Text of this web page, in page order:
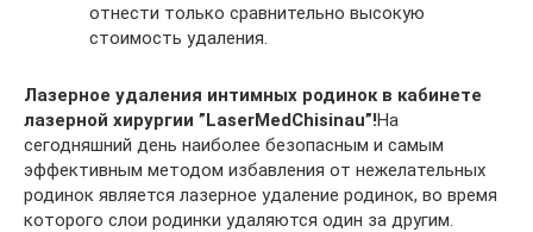
отнести только сравнительно высокую
стоимость удаления.
Лазерное удаления интимных родинок в кабинете
лазерной хирургии ”LaserMedChisinau”!На
сегодняшний день наиболее безопасным и самым
эффективным методом избавления от нежелательных
родинок является лазерное удаление родинок, во время
которого слои родинки удаляются один за другим.